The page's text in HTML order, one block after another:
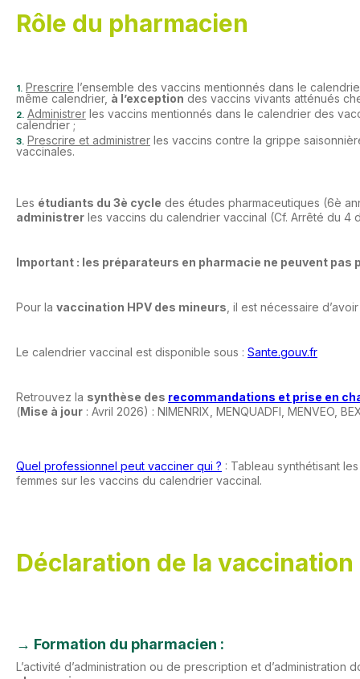
Rôle du pharmacien
Prescrire l’ensemble des vaccins mentionnés dans le
même calendrier, à l’exception des vaccins vivants atténués
Administrer les vaccins mentionnés dans le calendrier des
calendrier ;
Prescrire et administrer les vaccins contre la grippe
vaccinales.
Les étudiants du 3è cycle des études pharmaceutiques (6è
administrer les vaccins du calendrier vaccinal (Cf. Arrêté du 4
Important : les préparateurs en pharmacie ne peuvent pas
Pour la vaccination HPV des mineurs , il est nécessaire d’avoir
Le calendrier vaccinal est disponible sous : Sante.gouv.fr
Retrouvez la synthèse des recommandations et prise en
(Mise à jour : Avril 2026) : NIMENRIX, MENQUADFI, MENVEO,
Quel professionnel peut vacciner qui ? : Tableau synthétisant
femmes sur les vaccins du calendrier vaccinal.
Déclaration de la
→ Formation du pharmacien :
L’activité d’administration ou de prescription et d’administration